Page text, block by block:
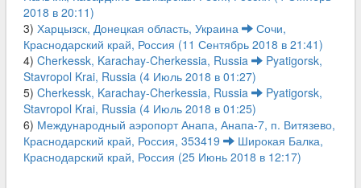
2018 в 20:11)
3) Харцызск, Донецкая область, Украина
Сочи,
Краснодарский край, Россия (11 Сентябрь 2018 в 21:41)
4) Cherkessk, Karachay-Cherkessia, Russia
Pyatigorsk,
Stavropol Krai, Russia (4 Июль 2018 в 01:27)
5) Cherkessk, Karachay-Cherkessia, Russia
Pyatigorsk,
Stavropol Krai, Russia (4 Июль 2018 в 01:25)
6) Международный аэропорт Анапа, Анапа-7, п. Витязево,
Краснодарский край, Россия, 353419
Широкая Балка,
Краснодарский край, Россия (25 Июнь 2018 в 12:17)